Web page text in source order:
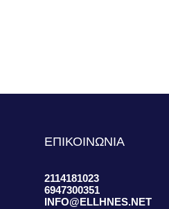
ΕΠΙΚΟΙΝΩΝΙΑ
2114181023
6947300351
INFO@ELLHNES.NET